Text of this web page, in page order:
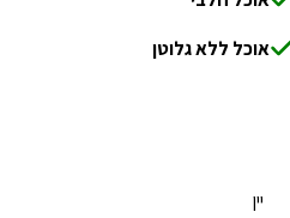
אוכל ללא גלוטן
יין